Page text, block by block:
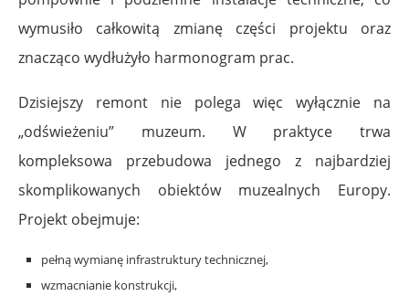
wymusiło całkowitą zmianę części projektu oraz
znacząco wydłużyło harmonogram prac.
Dzisiejszy remont nie polega więc wyłącznie na
„odświeżeniu” muzeum. W praktyce trwa
kompleksowa przebudowa jednego z najbardziej
skomplikowanych obiektów muzealnych Europy.
Projekt obejmuje:
pełną wymianę infrastruktury technicznej,
wzmacnianie konstrukcji,